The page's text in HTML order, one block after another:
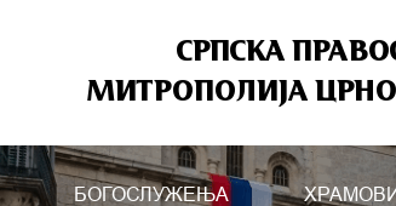
СРПСКА
МИТРОПОЛИЈА
БОГОСЛУЖЕЊА ХРАМОВИ